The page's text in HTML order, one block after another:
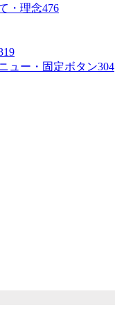
・理念476
ュー・固定ボタン304